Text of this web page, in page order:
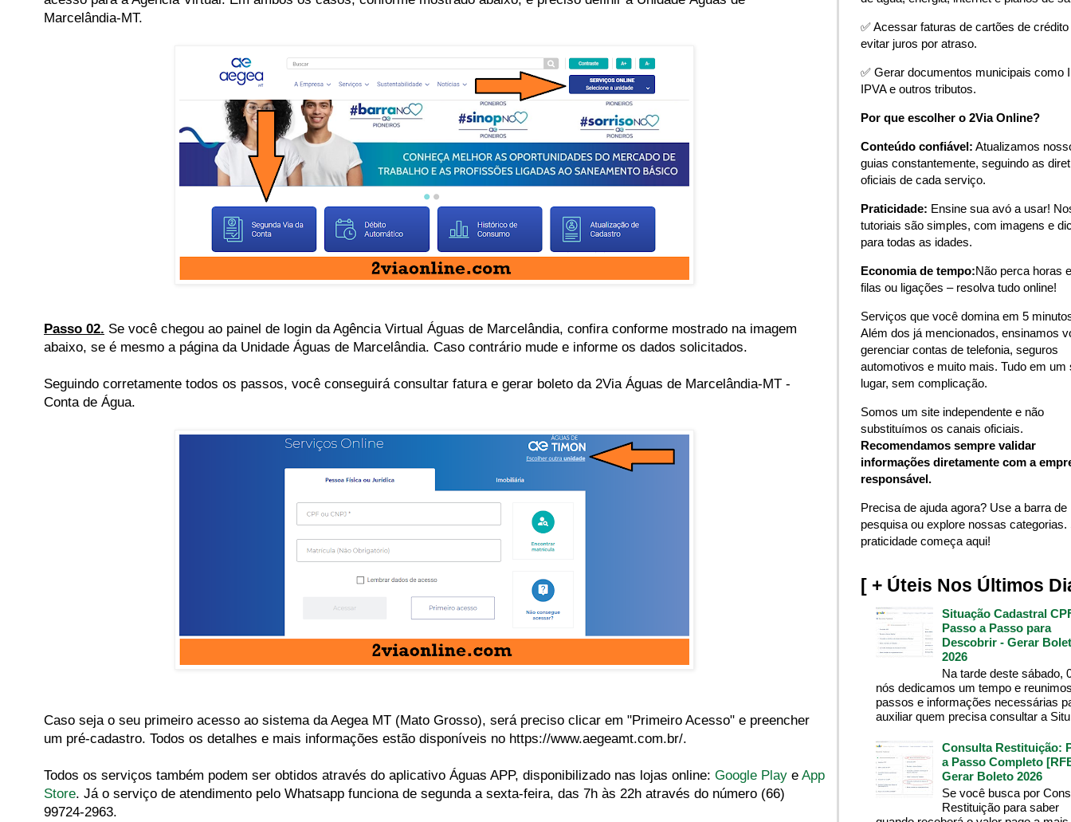
Marcelândia-MT.
Passo 02. Se você chegou ao painel de login da Agência Virtual Águas de Marcelândia, confira conforme mostrado na imagem
abaixo, se é mesmo a página da Unidade Águas de Marcelândia. Caso contrário mude e informe os dados solicitados.
Seguindo corretamente todos os passos, você conseguirá consultar fatura e gerar boleto da 2Via Águas de Marcelândia-MT -
Conta de Água.
Caso seja o seu primeiro acesso ao sistema da Aegea MT (Mato Grosso), será preciso clicar em "Primeiro Acesso" e preencher
um pré-cadastro. Todos os detalhes e mais informações estão disponíveis no https://www.aegeamt.com.br/.
Todos os serviços também podem ser obtidos através do aplicativo Águas APP, disponibilizado nas lojas online: Google Play e App
Store. Já o serviço de atendimento pelo Whatsapp funciona de segunda a sexta-feira, das 7h às 22h através do número (66)
99724-2963.
✅ Acessar faturas de cartões de crédito
evitar juros por atraso.
✅ Gerar documentos municipais como
IPVA e outros tributos.
Por que escolher o 2Via Online?
Conteúdo confiável: Atualizamos
guias constantemente, seguindo as
oficiais de cada serviço.
Praticidade: Ensine sua avó a usar!
tutoriais são simples, com imagens e
para todas as idades.
Economia de tempo:Não perca horas
filas ou ligações – resolva tudo online!
Serviços que você domina em 5
Além dos já mencionados, ensinamos
gerenciar contas de telefonia, seguros
automotivos e muito mais. Tudo em um
lugar, sem complicação.
Somos um site independente e não
substituímos os canais oficiais.
Recomendamos sempre validar
informações diretamente com a
responsável.
Precisa de ajuda agora? Use a barra de
pesquisa ou explore nossas categorias.
praticidade começa aqui!
[ + Úteis Nos Últimos
Situação Cadastral
Passo a Passo para
Descobrir - Gerar
2026
Na tarde deste sábado,
nós dedicamos um tempo e
passos e informações necessárias
auxiliar quem precisa consultar a
Consulta Restituição:
a Passo Completo
Gerar Boleto 2026
Se você busca por
Restituição para saber